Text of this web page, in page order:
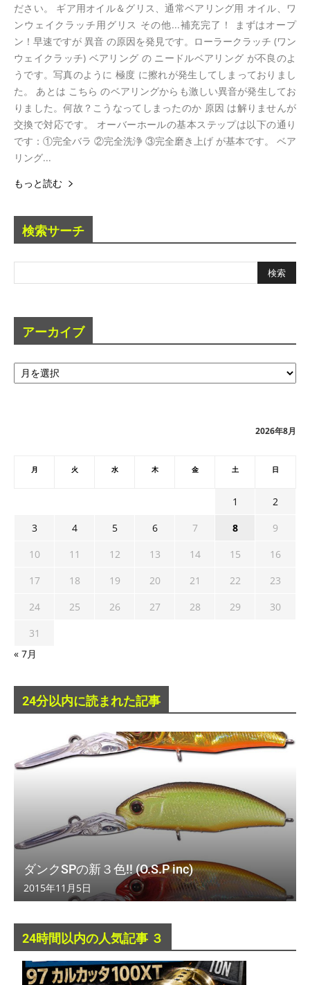
ださい。 ギア用オイル＆グリス、通常ベアリング用 オイル、ワ
ンウェイクラッチ用グリス その他...補充完了！ まずはオープ
ン！早速ですが 異音 の原因を発見です。ローラークラッチ (ワン
ウェイクラッチ) ベアリング の ニードルベアリング が不良のよ
うです。写真のように 極度 に擦れが発生してしまっておりまし
た。 あとは こちら のベアリングからも激しい異音が発生してお
りました。何故？こうなってしまったのか 原因 は解りませんが
交換で対応です。 オーバーホールの基本ステップは以下の通り
です：①完全バラ ②完全洗浄 ③完全磨き上げ が基本です。 ベア
リング...
もっと読む
検索サーチ
アーカイブ
ア
ー
2026年8月
月 火 水 木 金 土 日
1
2
3
4 5 6 7 8
9
10
11 12 13 14 15
16
17
18 19 20 21 22
23
24
25 26 27 28 29
30
31
« 7月
24分以内に読まれた記事
ダンクSPの新３色!! (O.S.P inc)
2015年11月5日
24時間以内の人気記事 ３